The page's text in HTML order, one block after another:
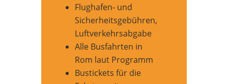
Flughafen- und
Sicherheitsgebühren,
Luftverkehrsabgabe
Alle Busfahrten in
Rom laut Programm
Bustickets für die